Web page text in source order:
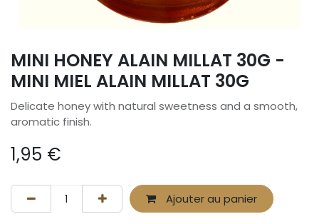
MINI HONEY ALAIN MILLAT 30G -
MINI MIEL ALAIN MILLAT 30G
Delicate honey with natural sweetness and a smooth,
aromatic finish.
1,95 €
Ajouter au panier